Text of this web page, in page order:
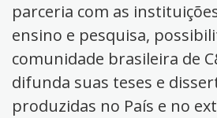
parceria com as
ensino e pesquisa,
comunidade brasileira de
difunda suas teses e
produzidas no País e no